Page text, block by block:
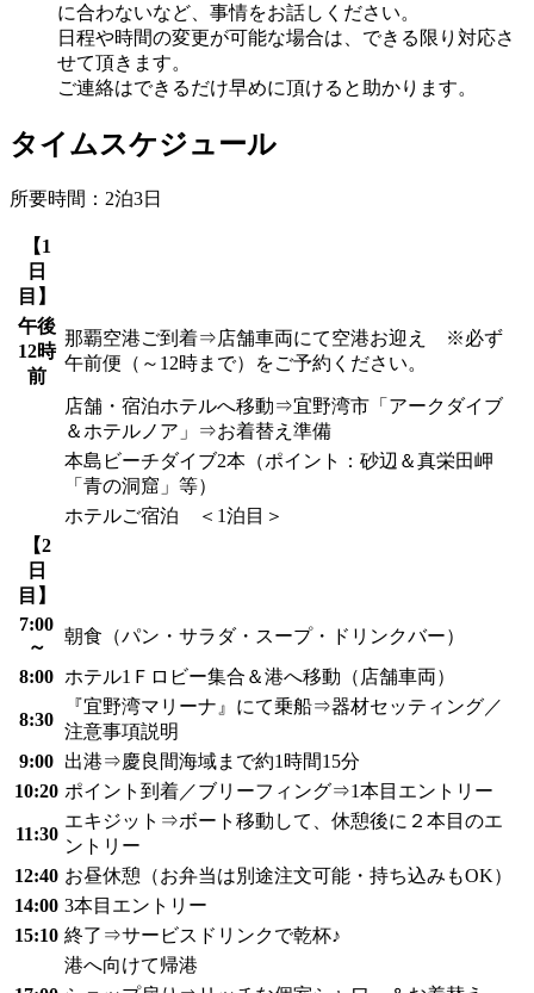
に合わないなど、事情をお話しください。
日程や時間の変更が可能な場合は、できる限り対応さ
せて頂きます。
ご連絡はできるだけ早めに頂けると助かります。
タイムスケジュール
所要時間：2泊3日
【1
日
目】
午後
12時
前
那覇空港ご到着⇒店舗車両にて空港お迎え ※必ず
午前便（～12時まで）をご予約ください。
店舗・宿泊ホテルへ移動⇒宜野湾市「アークダイブ
＆ホテルノア」⇒お着替え準備
本島ビーチダイブ2本（ポイント：砂辺＆真栄田岬
「青の洞窟」等）
ホテルご宿泊 ＜1泊目＞
【2
日
目】
7:00
～
朝食（パン・サラダ・スープ・ドリンクバー）
8:00 ホテル1Ｆロビー集合＆港へ移動（店舗車両）
8:30
『宜野湾マリーナ』にて乗船⇒器材セッティング／
注意事項説明
9:00 出港⇒慶良間海域まで約1時間15分
10:20 ポイント到着／ブリーフィング⇒1本目エントリー
11:30
エキジット⇒ボート移動して、休憩後に２本目のエ
ントリー
12:40 お昼休憩（お弁当は別途注文可能・持ち込みもOK）
14:00 3本目エントリー
15:10 終了⇒サービスドリンクで乾杯♪
港へ向けて帰港